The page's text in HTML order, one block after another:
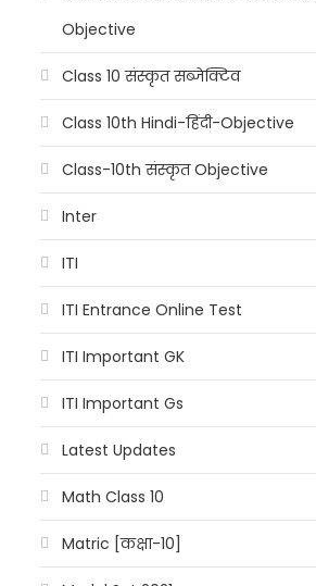
Objective
Class 10 संस्कृत सब्जेक्टिव
Class 10th Hindi-हिंदी-Objective
Class-10th संस्कृत Objective
Inter
ITI
ITI Entrance Online Test
ITI Important GK
ITI Important Gs
Latest Updates
Math Class 10
Matric [कक्षा-10]